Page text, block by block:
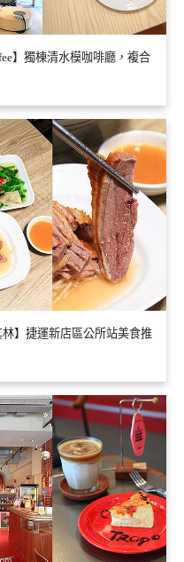
】獨棟清水模咖啡廳，複合
】捷運新店區公所站美食推